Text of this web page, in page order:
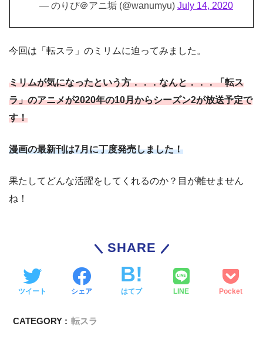
— のりぴ＠アニ垢 (@wanumyu) July 14, 2020
今回は「転スラ」のミリムに迫ってみました。
ミリムが気になったという方．．．なんと．．．「転ス
ラ」のアニメが2020年の10月からシーズン2が放送予定で
す！
漫画の最新刊は7月に丁度発売しました！
果たしてどんな活躍をしてくれるのか？目が離せません
ね！
SHARE
ツイート シェア はてブ LINE Pocket
CATEGORY : 転スラ